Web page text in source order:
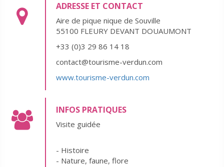
ADRESSE ET CONTACT
Aire de pique nique de Souville
55100 FLEURY DEVANT DOUAUMONT
+33 (0)3 29 86 14 18
contact@tourisme-verdun.com
www.tourisme-verdun.com
INFOS PRATIQUES
Visite guidée
- Histoire
- Nature, faune, flore